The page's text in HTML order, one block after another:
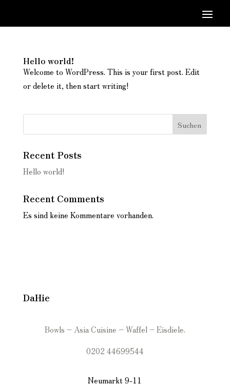
Hello world!
Welcome to WordPress. This is your first post. Edit
or delete it, then start writing!
Suchen
Recent Posts
Hello world!
Recent Comments
Es sind keine Kommentare vorhanden.
DaHie
Bowls – Asia Cuisine – Waffel – Eisdiele.
0202 44699544
Neumarkt 9-11